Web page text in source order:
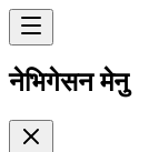
नेभिगेसन मेनु